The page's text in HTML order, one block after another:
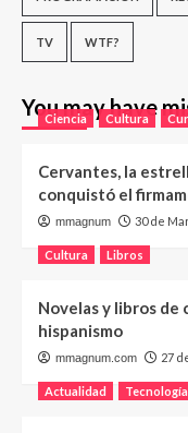
TV WTF?
You may have
Ciencia Cultura
Cervantes, la
conquistó el
mmagnum 30 de
Cultura Libros
Novelas y libros de
hispanismo
mmagnum.com 27
Actualidad Tecnología